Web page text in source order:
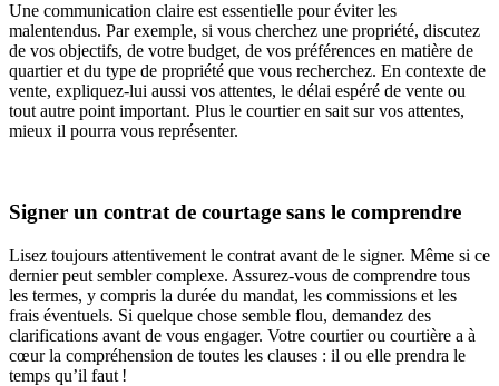
Une communication claire est essentielle pour éviter les
malentendus. Par exemple, si vous cherchez une propriété, discutez
de vos objectifs, de votre budget, de vos préférences en matière de
quartier et du type de propriété que vous recherchez. En contexte de
vente, expliquez-lui aussi vos attentes, le délai espéré de vente ou
tout autre point important. Plus le courtier en sait sur vos attentes,
mieux il pourra vous représenter.
Signer un contrat de courtage sans le comprendre
Lisez toujours attentivement le contrat avant de le signer. Même si ce
dernier peut sembler complexe. Assurez-vous de comprendre tous
les termes, y compris la durée du mandat, les commissions et les
frais éventuels. Si quelque chose semble flou, demandez des
clarifications avant de vous engager. Votre courtier ou courtière a à
cœur la compréhension de toutes les clauses : il ou elle prendra le
temps qu’il faut !